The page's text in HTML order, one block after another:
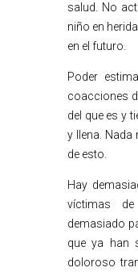
salud. No
niño en
en el futuro.
Poder
coacciones
del que es y
y llena.
de esto.
Hay
víctimas
demasiado
que ya han
doloroso